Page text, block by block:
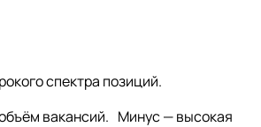
спектра позиций.
вакансий. Минус — высокая